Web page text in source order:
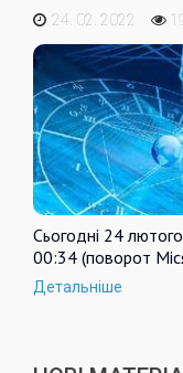
24. 02. 2022
Сьогодні 24
00:34 (поворот
Детальніше